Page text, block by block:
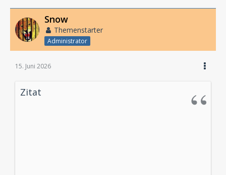
Snow
Themenstarter
Administrator
15. Juni 2026
Zitat